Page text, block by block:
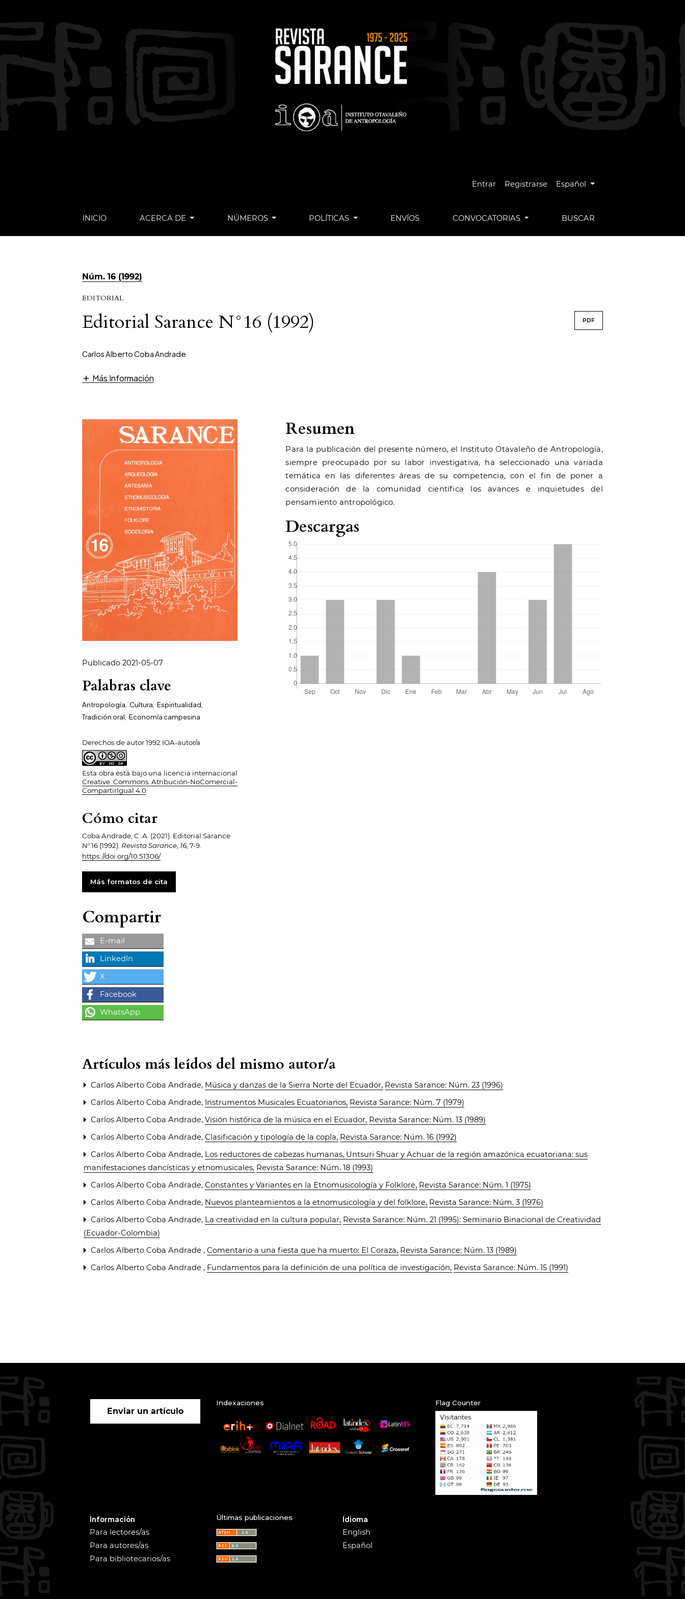
Entrar Registrarse Cambiar el idioma. El idioma actual
Español
INICIO ACERCA DE NÚMEROS POLÍTICAS ENVÍOS CONVOCATORIAS BUSCAR
Núm. 16 (1992)
EDITORIAL
Editorial Sarance N°16 (1992) PDF
Carlos Alberto Coba Andrade
Más Información
Publicado 2021-05-07
Palabras clave
Antropología Cultura Espiritualidad
Tradición oral Economía campesina
Derechos de autor 1992 IOA-autor/a
Esta obra está bajo una licencia internacional
Creative Commons Atribución-NoComercial-
CompartirIgual 4.0.
Cómo citar
Coba Andrade, C. A. (2021). Editorial Sarance
N°16 (1992). Revista Sarance, 16, 7-9.
https://doi.org/10.51306/
Más formatos de cita
Compartir
Resumen
Para la publicación del presente número, el Instituto Otavaleño de Antropología,
siempre preocupado por su labor investigativa, ha seleccionado una variada
temática en las diferentes áreas de su competencia, con el fin de poner a
consideración de la comunidad científica los avances e inquietudes del
pensamiento antropológico.
Descargas
Artículos más leídos del mismo autor/a
Carlos Alberto Coba Andrade, Música y danzas de la Sierra Norte del Ecuador, Revista Sarance: Núm. 23 (1996)
Carlos Alberto Coba Andrade, Instrumentos Musicales Ecuatorianos, Revista Sarance: Núm. 7 (1979)
Carlos Alberto Coba Andrade,Visión histórica de la música en el Ecuador, Revista Sarance: Núm. 13 (1989)
Carlos Alberto Coba Andrade,Clasificación y tipología de la copla, Revista Sarance: Núm. 16 (1992)
Carlos Alberto Coba Andrade, Los reductores de cabezas humanas, Untsuri Shuar y Achuar de la región amazónica ecuatoriana: sus
manifestaciones dancísticas y etnomusicales, Revista Sarance: Núm. 18 (1993)
Carlos Alberto Coba Andrade,Constantes y Variantes en la Etnomusicología y Folklore, Revista Sarance: Núm. 1 (1975)
Carlos Alberto Coba Andrade, Nuevos planteamientos a la etnomusicología y del folklore, Revista Sarance: Núm. 3 (1976)
Carlos Alberto Coba Andrade, La creatividad en la cultura popular, Revista Sarance: Núm. 21 (1995): Seminario Binacional de Creatividad
(Ecuador-Colombia)
Carlos Alberto Coba Andrade ,Comentario a una fiesta que ha muerto: El Coraza, Revista Sarance: Núm. 13 (1989)
Carlos Alberto Coba Andrade , Fundamentos para la definición de una política de investigación, Revista Sarance: Núm. 15 (1991)
Enviar un artículo
Indexaciones Flag Counter
Información
Para lectores/as
Para autores/as
Para bibliotecarios/as
Últimas publicaciones Idioma
English
Español